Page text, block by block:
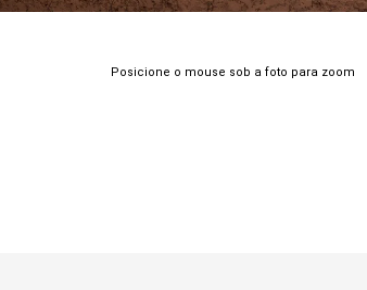
Posicione o mouse sob a foto para zoom